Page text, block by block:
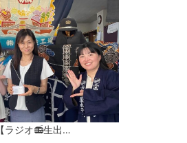
【ラジオ📻生出…